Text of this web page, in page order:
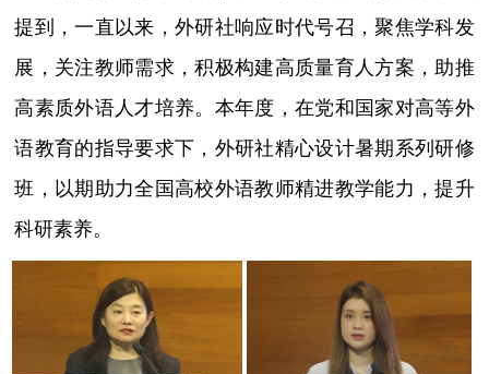
提到，一直以来，外研社响应时代号召，聚焦学科发
展，关注教师需求，积极构建高质量育人方案，助推
高素质外语人才培养。本年度，在党和国家对高等外
语教育的指导要求下，外研社精心设计暑期系列研修
班，以期助力全国高校外语教师精进教学能力，提升
科研素养。